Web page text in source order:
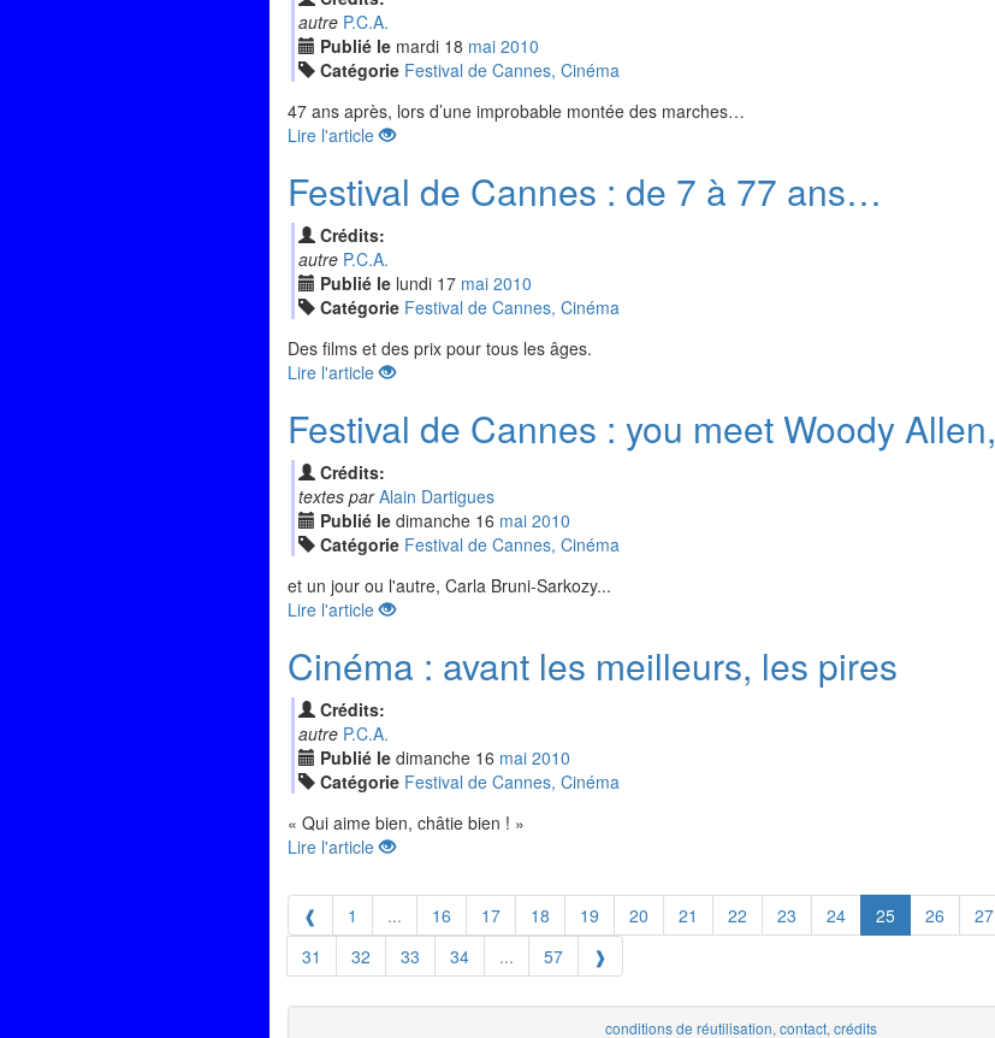
autre P.C.A.
Publié le mardi 18 mai 2010
Catégorie Festival de Cannes, Cinéma
47 ans après, lors d’une improbable montée des marches…
Lire l'article
Festival de Cannes : de 7 à 77 ans…
Crédits:
autre P.C.A.
Publié le lundi 17 mai 2010
Catégorie Festival de Cannes, Cinéma
Des films et des prix pour tous les âges.
Lire l'article
Festival de Cannes : you meet Woody Allen,
Crédits:
textes par Alain Dartigues
Publié le dimanche 16 mai 2010
Catégorie Festival de Cannes, Cinéma
et un jour ou l'autre, Carla Bruni-Sarkozy...
Lire l'article
Cinéma : avant les meilleurs, les pires
Crédits:
autre P.C.A.
Publié le dimanche 16 mai 2010
Catégorie Festival de Cannes, Cinéma
« Qui aime bien, châtie bien ! »
Lire l'article
❰ 1 ... 16 17 18 19 20 21 22 23 24 25 26 27
31
32 33 34 ... 57 ❱
conditions de réutilisation, contact, crédits